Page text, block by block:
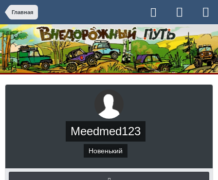
Главная
Meedmed123
Новенький